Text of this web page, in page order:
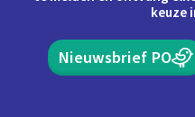
keuze
Nieuwsbrief PO